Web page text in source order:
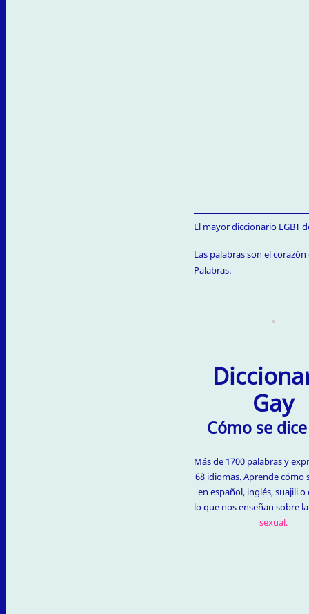
El mayor diccionario LGBT
Las palabras son el
Palabras.
Gay
Cómo se
Más de 1700 palabras y
68 idiomas. Aprende cómo
en español, inglés, suajili
lo que nos enseñan sobre
sexual.